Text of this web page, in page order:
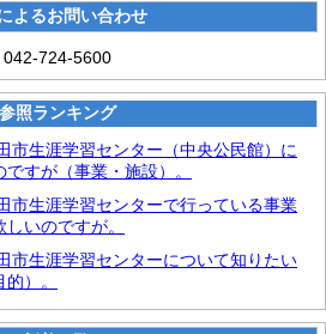
よるお問い合わせ
042-724-5600
参照ランキング
生涯学習センター（中央公民館）に
すが（事業・施設）。
生涯学習センターで行っている事業
いのですが。
生涯学習センターについて知りたい
）。